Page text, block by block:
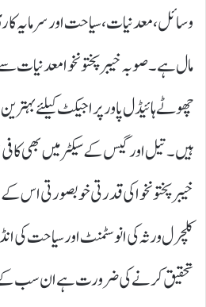
وسائل، معدنیات، سیاحت اور سرمایہ
مال ہے۔ صوبہ خیبرپختونخوا معدنیات
چھوٹے ہائیڈل پاور پراجیکٹ کیلئے
ہیں۔ تیل اور گیس کے سیکٹر میں بھی
خیبر پختونخوا کی قدرتی خوبصورتی اس
کلچرل ورثہ کی انوسٹمنٹ اور سیاحت کی ا
تحقیق کرنے کی ضرورت ہے ان سب کے